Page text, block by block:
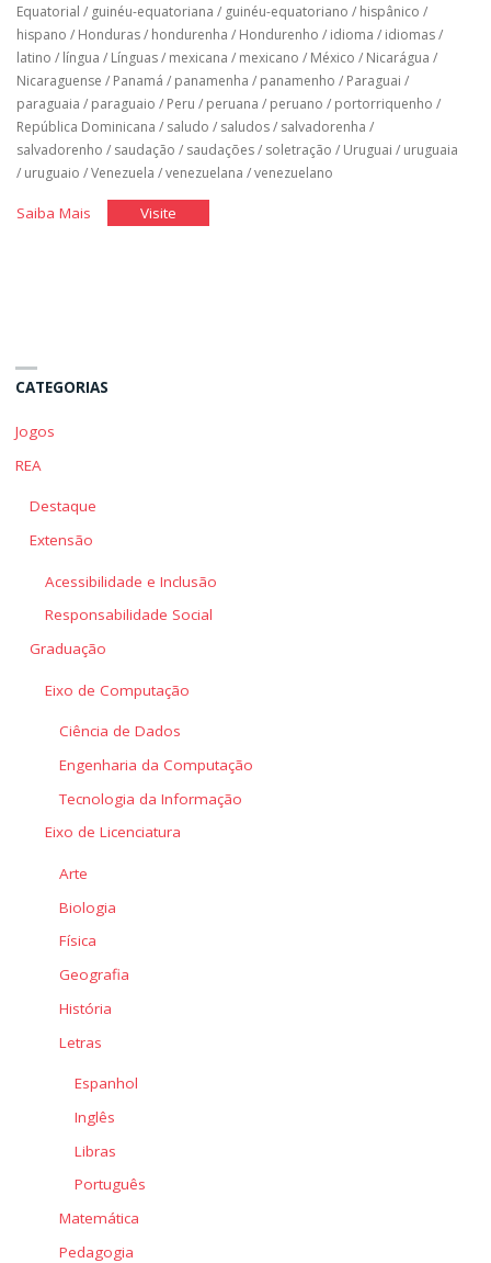
Equatorial / guinéu-equatoriana / guinéu-equatoriano / hispânico /
hispano / Honduras/ hondurenha / Hondurenho / idioma / idiomas/
latino / língua / Línguas/ mexicana / mexicano / México / Nicarágua /
Nicaraguense / Panamá / panamenha / panamenho / Paraguai /
paraguaia / paraguaio / Peru / peruana / peruano / portorriquenho /
República Dominicana / saludo / saludos/ salvadorenha /
salvadorenho / saudação / saudações/ soletração / Uruguai / uruguaia
/ uruguaio /Venezuela /venezuelana /venezuelano
Saiba Mais"EspanholVisite"Espanhol
CATEGORIAS
Jogos
REA
Destaque
Extensão
Acessibilidade e Inclusão
Responsabilidade Social
Graduação
Eixo de Computação
Ciência de Dados
Engenharia da Computação
Tecnologia da Informação
Eixo de Licenciatura
Arte
Biologia
Física
Geografia
História
Letras
Espanhol
Inglês
Libras
Português
Matemática
Pedagogia